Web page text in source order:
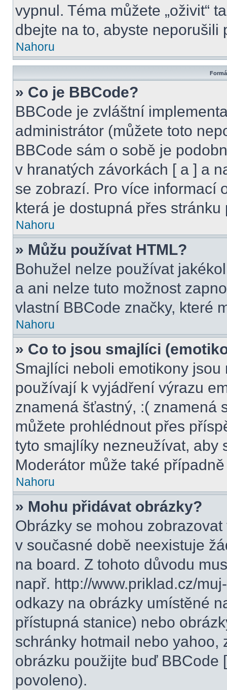
vypnul. Téma můžete „oživit“
dbejte na to, abyste neporušili
Nahoru
» Co je BBCode?
BBCode je zvláštní
administrátor (můžete toto
BBCode sám o sobě je
v hranatých závorkách [ a ] a
se zobrazí. Pro více informací
která je dostupná přes stránku
Nahoru
» Můžu používat HTML?
Bohužel nelze používat
a ani nelze tuto možnost
vlastní BBCode značky, které
Nahoru
» Co to jsou smajlíci
Smajlíci neboli emotikony
používají k vyjádření výrazu
znamená šťastný, :( znamená
můžete prohlédnout přes
tyto smajlíky nezneužívat, aby
Moderátor může také
Nahoru
» Mohu přidávat obrázky?
Obrázky se mohou
v současné době neexistuje
na board. Z tohoto důvodu
např. http://www.priklad.cz/
odkazy na obrázky umístěné
přístupná stanice) nebo
schránky hotmail nebo yahoo,
obrázku použijte buď BBCode
povoleno).